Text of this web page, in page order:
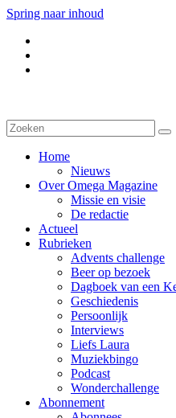
Spring naar inhoud
Home
Nieuws
Over Omega Magazine
Missie en visie
De redactie
Actueel
Rubrieken
Advents challenge
Beer op bezoek
Dagboek van een
Geschiedenis
Persoonlijk
Interviews
Liefs Laura
Muziekbingo
Podcast
Wonderchallenge
Abonnement